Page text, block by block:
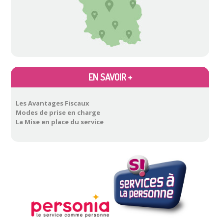
EN SAVOIR +
Les Avantages Fiscaux
Modes de prise en charge
La Mise en place du service